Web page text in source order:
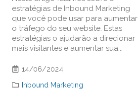
estratégias de Inbound Marketing
que você pode usar para aumentar
o tráfego do seu website. Estas
estratégias o ajudarão a direcionar
mais visitantes e aumentar sua...
14/06/2024
Inbound Marketing